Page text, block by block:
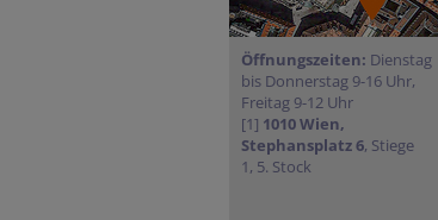
Öffnungszeiten: Dienstag
bis Donnerstag 9-16 Uhr,
Freitag 9-12 Uhr
[1] 1010 Wien,
Stephansplatz 6, Stiege
1, 5. Stock